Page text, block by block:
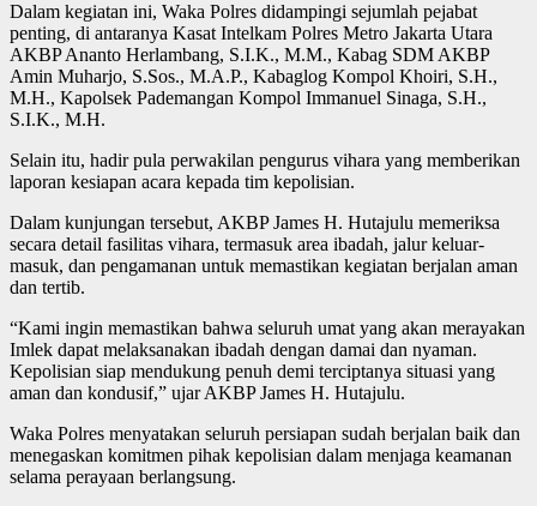
Dalam kegiatan ini, Waka Polres didampingi sejumlah pejabat
penting, di antaranya Kasat Intelkam Polres Metro Jakarta Utara
AKBP Ananto Herlambang, S.I.K., M.M., Kabag SDM AKBP
Amin Muharjo, S.Sos., M.A.P., Kabaglog Kompol Khoiri, S.H.,
M.H., Kapolsek Pademangan Kompol Immanuel Sinaga, S.H.,
S.I.K., M.H.
Selain itu, hadir pula perwakilan pengurus vihara yang memberikan
laporan kesiapan acara kepada tim kepolisian.
Dalam kunjungan tersebut, AKBP James H. Hutajulu memeriksa
secara detail fasilitas vihara, termasuk area ibadah, jalur keluar-
masuk, dan pengamanan untuk memastikan kegiatan berjalan aman
dan tertib.
“Kami ingin memastikan bahwa seluruh umat yang akan merayakan
Imlek dapat melaksanakan ibadah dengan damai dan nyaman.
Kepolisian siap mendukung penuh demi terciptanya situasi yang
aman dan kondusif,” ujar AKBP James H. Hutajulu.
Waka Polres menyatakan seluruh persiapan sudah berjalan baik dan
menegaskan komitmen pihak kepolisian dalam menjaga keamanan
selama perayaan berlangsung.